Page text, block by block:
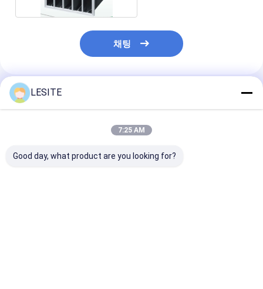
포켓 필터 성형기
자동리벳기계
세미 자동리벳기계
에어콘 헤파필터
알루미늄 백 필터
채팅
추천된 제품
LESITE
7:25 AM
Good day, what product are you looking for?